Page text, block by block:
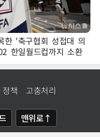
한 '축구협회 성접대 의
한일월드컵까지 소환
정책 고충처리
맨위로↑